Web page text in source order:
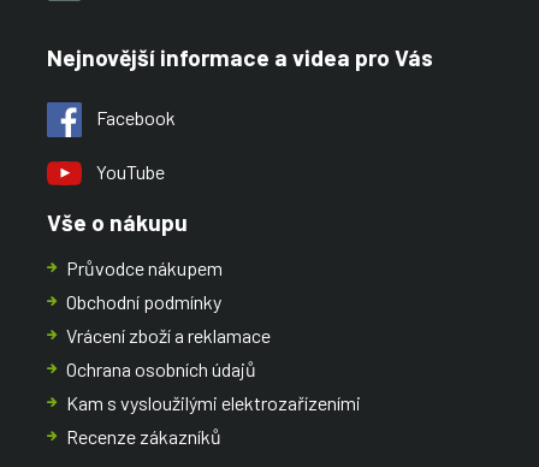
Nejnovější informace a videa pro Vás
Facebook
YouTube
Vše o nákupu
Průvodce nákupem
Obchodní podmínky
Vrácení zboží a reklamace
Ochrana osobních údajů
Kam s vysloužilými elektrozařízeními
Recenze zákazníků